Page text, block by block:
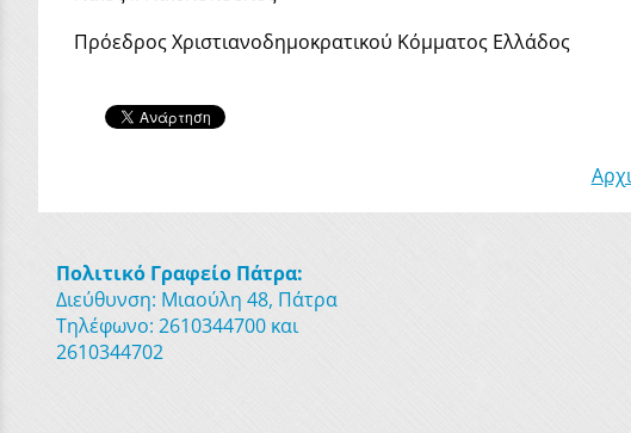
Πρόεδρος Χριστιανοδημοκρατικού Κόμματος Ελλάδος
Πολιτικό Γραφείο Πάτρα:
Διεύθυνση: Μιαούλη 48, Πάτρα
Τηλέφωνο: 2610344700 και
2610344702